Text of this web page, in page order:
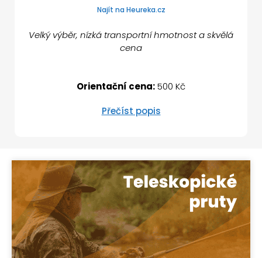
Najít na Heureka.cz
Velký výběr, nízká transportní hmotnost a skvělá
cena
Orientační cena:500 Kč
Přečíst popis